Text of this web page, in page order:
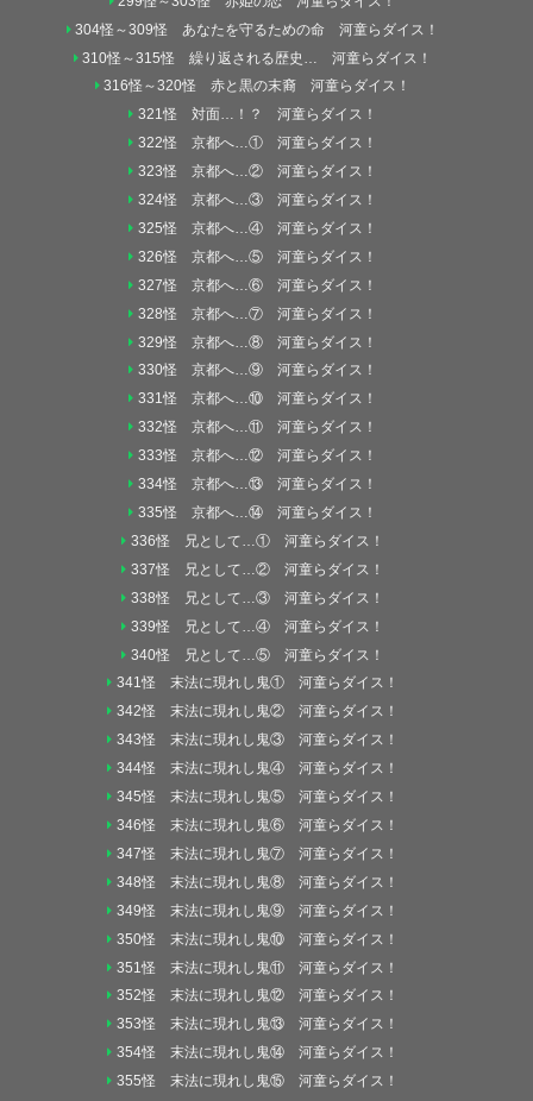
304怪～309怪 あなたを守るための命 河童らダイス！
310怪～315怪 繰り返される歴史… 河童らダイス！
316怪～320怪 赤と黒の末裔 河童らダイス！
321怪 対面…！？ 河童らダイス！
322怪 京都へ…① 河童らダイス！
323怪 京都へ…② 河童らダイス！
324怪 京都へ…③ 河童らダイス！
325怪 京都へ…④ 河童らダイス！
326怪 京都へ…⑤ 河童らダイス！
327怪 京都へ…⑥ 河童らダイス！
328怪 京都へ…⑦ 河童らダイス！
329怪 京都へ…⑧ 河童らダイス！
330怪 京都へ…⑨ 河童らダイス！
331怪 京都へ…⑩ 河童らダイス！
332怪 京都へ…⑪ 河童らダイス！
333怪 京都へ…⑫ 河童らダイス！
334怪 京都へ…⑬ 河童らダイス！
335怪 京都へ…⑭ 河童らダイス！
336怪 兄として…① 河童らダイス！
337怪 兄として…② 河童らダイス！
338怪 兄として…③ 河童らダイス！
339怪 兄として…④ 河童らダイス！
340怪 兄として…⑤ 河童らダイス！
341怪 末法に現れし鬼① 河童らダイス！
342怪 末法に現れし鬼② 河童らダイス！
343怪 末法に現れし鬼③ 河童らダイス！
344怪 末法に現れし鬼④ 河童らダイス！
345怪 末法に現れし鬼⑤ 河童らダイス！
346怪 末法に現れし鬼⑥ 河童らダイス！
347怪 末法に現れし鬼⑦ 河童らダイス！
348怪 末法に現れし鬼⑧ 河童らダイス！
349怪 末法に現れし鬼⑨ 河童らダイス！
350怪 末法に現れし鬼⑩ 河童らダイス！
351怪 末法に現れし鬼⑪ 河童らダイス！
352怪 末法に現れし鬼⑫ 河童らダイス！
353怪 末法に現れし鬼⑬ 河童らダイス！
354怪 末法に現れし鬼⑭ 河童らダイス！
355怪 末法に現れし鬼⑮ 河童らダイス！